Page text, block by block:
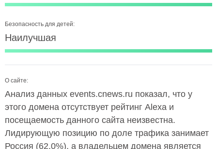
Безопасность для детей:
Наилучшая
О сайте:
Анализ данных events.cnews.ru показал, что у
этого домена отсутствует рейтинг Alexa и
посещаемость данного сайта неизвестна.
Лидирующую позицию по доле трафика занимает
Россия (62,0%), а владельцем домена является